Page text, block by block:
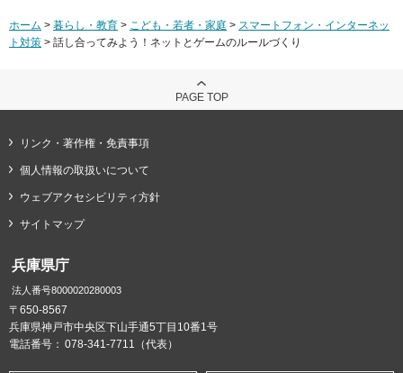
ホーム > 暮らし・教育 > こども・若者・家庭 > スマートフォン・インターネッ
ト対策 > 話し合ってみよう！ネットとゲームのルールづくり
PAGE TOP
リンク・著作権・免責事項
個人情報の取扱いについて
ウェブアクセシビリティ方針
サイトマップ
兵庫県庁
法人番号8000020280003
〒650-8567
兵庫県神戸市中央区下山手通5丁目10番1号
電話番号： 078-341-7711（代表）